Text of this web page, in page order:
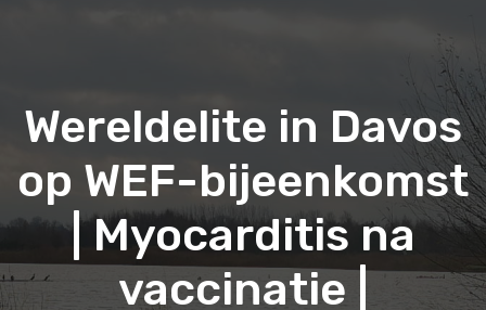
Wereldelite in Davos
op WEF-bijeenkomst
| Myocarditis na
vaccinatie |